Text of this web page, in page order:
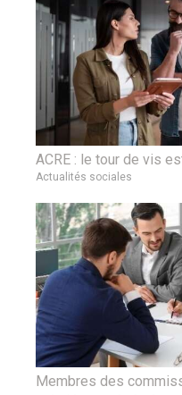
ACRE : le tour de vis
Actualités sociales
Membres des